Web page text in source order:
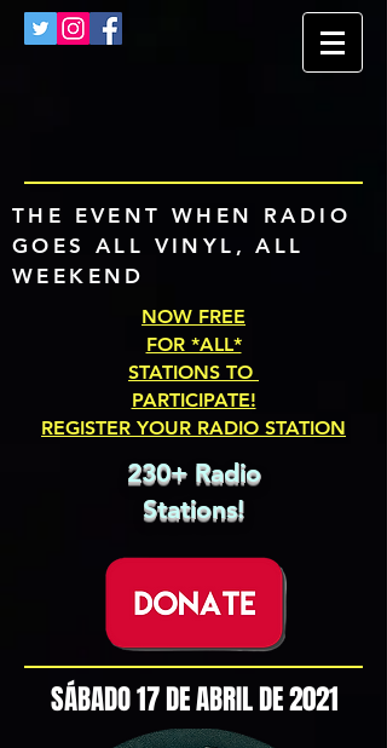
THE EVENT WHEN RADIO
GOES ALL VINYL, ALL
WEEKEND
NOW FREE
FOR *ALL*
STATIONS TO
PARTICIPATE!
REGISTER YOUR RADIO STATION
230+ Radio
Stations!
SÁBADO 17 DE ABRIL DE 2021